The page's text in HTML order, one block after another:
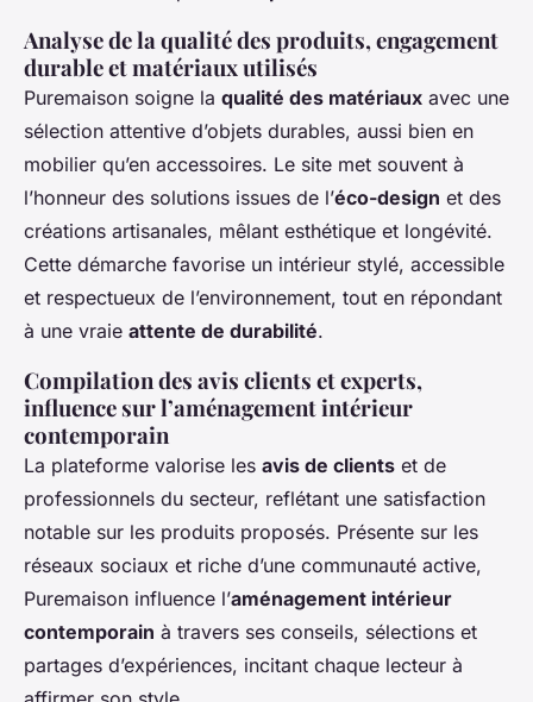
Analyse de la qualité des produits, engagement
durable et matériaux utilisés
Puremaison soigne la qualité des matériaux avec une
sélection attentive d’objets durables, aussi bien en
mobilier qu’en accessoires. Le site met souvent à
l’honneur des solutions issues de l’éco-design et des
créations artisanales, mêlant esthétique et longévité.
Cette démarche favorise un intérieur stylé, accessible
et respectueux de l’environnement, tout en répondant
à une vraie attente de durabilité.
Compilation des avis clients et experts,
influence sur l’aménagement intérieur
contemporain
La plateforme valorise les avis de clients et de
professionnels du secteur, reflétant une satisfaction
notable sur les produits proposés. Présente sur les
réseaux sociaux et riche d’une communauté active,
Puremaison influence l’aménagement intérieur
contemporain à travers ses conseils, sélections et
partages d’expériences, incitant chaque lecteur à